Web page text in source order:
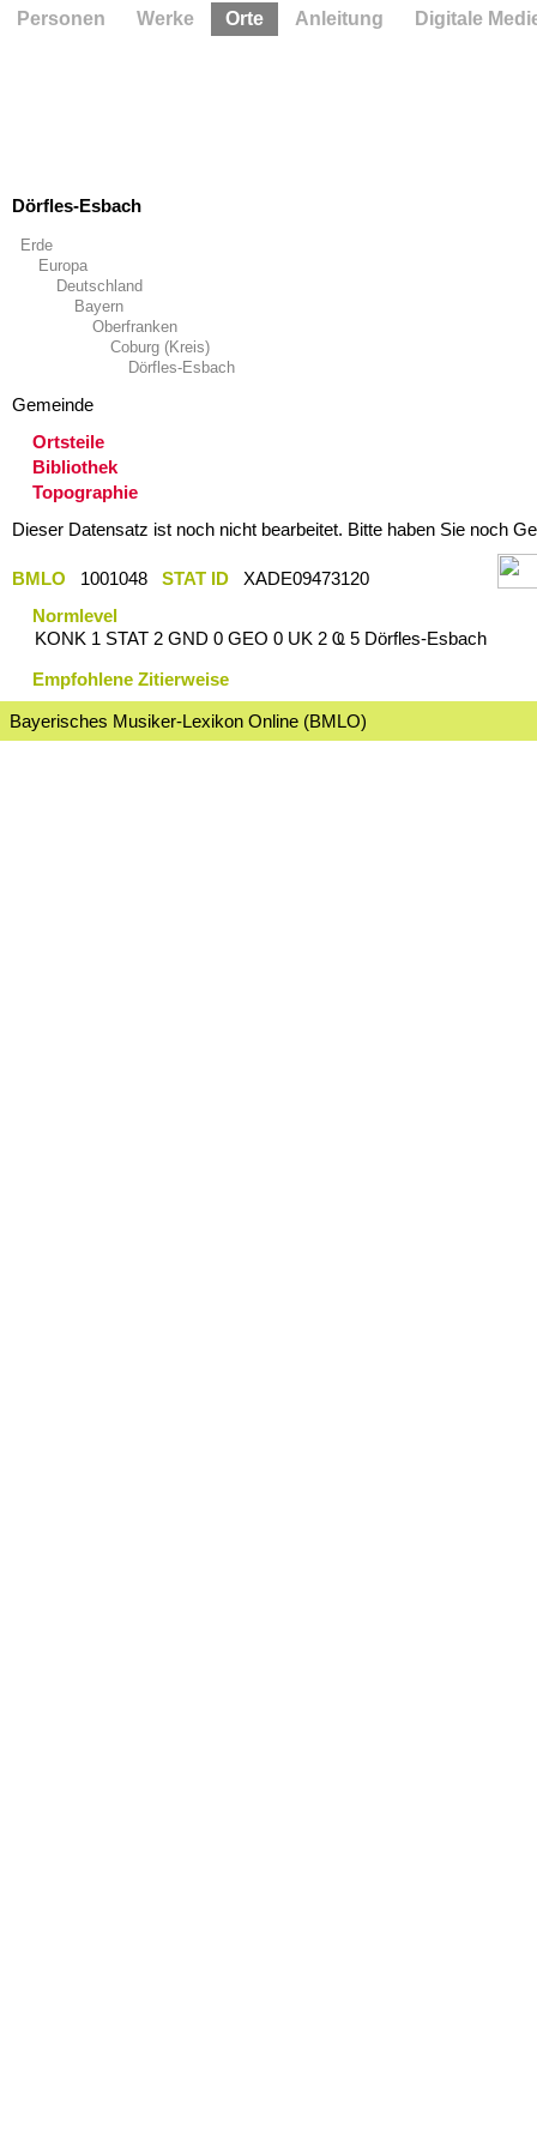
Dörfles-Esbach
Erde
Europa
Deutschland
Bayern
Oberfranken
Coburg (Kreis)
Dörfles-Esbach
Gemeinde
Ortsteile
Bibliothek
Topographie
Dieser Datensatz ist noch nicht bearbeitet. Bitte haben Sie noch
BMLO 1001048 STAT ID
XADE09473120
Normlevel
KONK 1 STAT 2 GND 0 GEO 0 UK 2 Ҩ 5 Dörfles-Esbach
Empfohlene Zitierweise
Bayerisches Musiker-Lexikon Online (BMLO)
Personen Werke Orte Anleitung Digitale